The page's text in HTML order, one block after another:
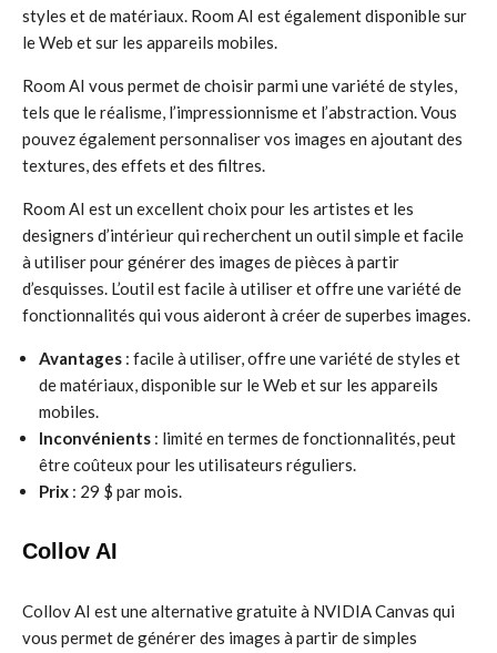
styles et de matériaux. Room AI est également disponible sur
le Web et sur les appareils mobiles.
Room AI vous permet de choisir parmi une variété de styles,
tels que le réalisme, l’impressionnisme et l’abstraction. Vous
pouvez également personnaliser vos images en ajoutant des
textures, des effets et des filtres.
Room AI est un excellent choix pour les artistes et les
designers d’intérieur qui recherchent un outil simple et facile
à utiliser pour générer des images de pièces à partir
d’esquisses. L’outil est facile à utiliser et offre une variété de
fonctionnalités qui vous aideront à créer de superbes images.
Avantages : facile à utiliser, offre une variété de styles et
de matériaux, disponible sur le Web et sur les appareils
mobiles.
Inconvénients : limité en termes de fonctionnalités, peut
être coûteux pour les utilisateurs réguliers.
Prix : 29 $ par mois.
Collov AI
Collov AI est une alternative gratuite à NVIDIA Canvas qui
vous permet de générer des images à partir de simples